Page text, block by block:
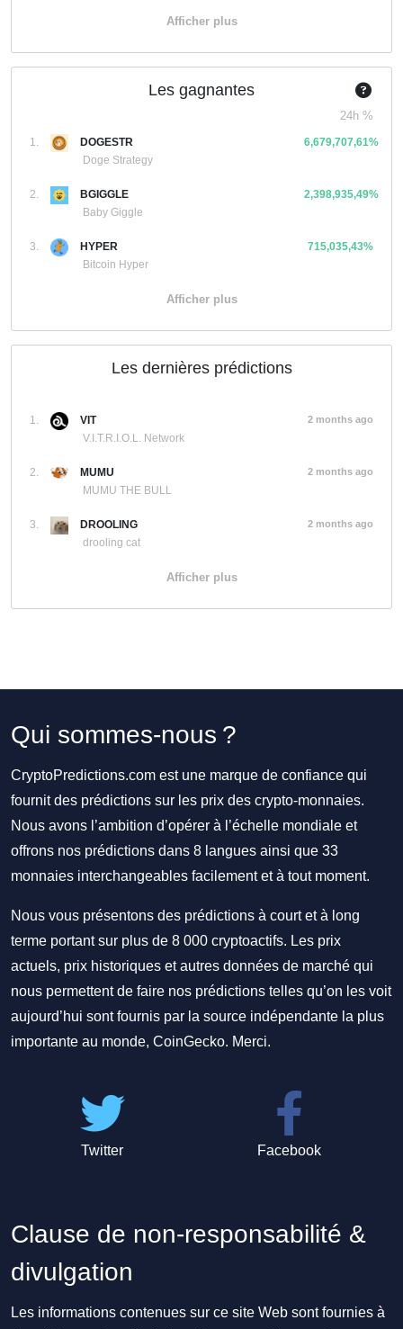
Afficher plus
Les gagnantes
24h %
1.
DOGESTR
Doge Strategy
6,679,707,61%
2.
BGIGGLE
Baby Giggle
2,398,935,49%
3.
HYPER
Bitcoin Hyper
715,035,43%
Afficher plus
Les dernières prédictions
1.
VIT
V.I.T.R.I.O.L. Network
2 months ago
2.
MUMU
MUMU THE BULL
2 months ago
3.
DROOLING
drooling cat
2 months ago
Afficher plus
Qui sommes-nous ?
CryptoPredictions.com est une marque de confiance qui
fournit des prédictions sur les prix des crypto-monnaies.
Nous avons l’ambition d’opérer à l’échelle mondiale et
offrons nos prédictions dans 8 langues ainsi que 33
monnaies interchangeables facilement et à tout moment.
Nous vous présentons des prédictions à court et à long
terme portant sur plus de 8 000 cryptoactifs. Les prix
actuels, prix historiques et autres données de marché qui
nous permettent de faire nos prédictions telles qu’on les voit
aujourd’hui sont fournis par la source indépendante la plus
importante au monde, CoinGecko. Merci.
Twitter Facebook
Clause de non-responsabilité &
divulgation
Les informations contenues sur ce site Web sont fournies à